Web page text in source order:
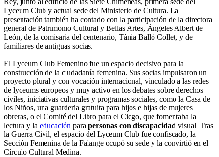
Rey, junto al edificio de las Siete Chimeneas, primera sede del
Lyceum Club y actual sede del Ministerio de Cultura. La
presentación también ha contado con la participación de la directora
general de Patrimonio Cultural y Bellas Artes, Ángeles Albert de
León, de la comisaria del centenario, Tània Balló Collet, y de
familiares de antiguas socias.
El Lyceum Club Femenino fue un espacio decisivo para la
construcción de la ciudadanía femenina. Sus socias impulsaron un
proyecto plural y con vocación internacional, vinculado a las redes
de lyceums europeos y muy activo en los debates sobre derechos
civiles, iniciativas culturales y programas sociales, como la Casa de
los Niños, una guardería gratuita para hijos e hijas de mujeres
obreras, o el Comité del Libro para el Ciego, que fomentaba la
lectura y la educación para personas con discapacidad visual. Tras
la Guerra Civil, el espacio del Lyceum Club fue confiscado, la
Sección Femenina de la Falange ocupó su sede y la convirtió en el
Círculo Cultural Medina.